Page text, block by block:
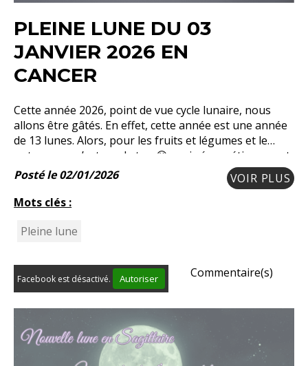
PLEINE LUNE DU 03
JANVIER 2026 EN
CANCER
Cette année 2026, point de vue cycle lunaire, nous
allons être gâtés. En effet, cette année est une année
de 13 lunes. Alors, pour les fruits et légumes et le
potager, ce n’est pas le top 😁, mais énergétiquement,
c’est un plus. Nous allons bénéficier d
Posté le 02/01/2026
VOIR PLUS
Mots clés :
Pleine lune
Facebook est désactivé. Autoriser Commentaire(s)